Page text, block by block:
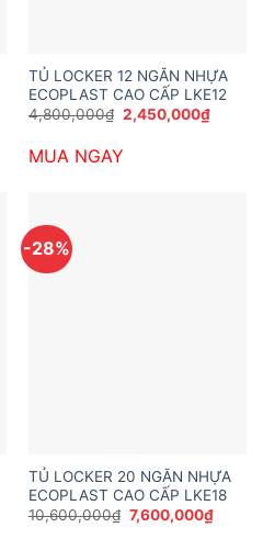
TỦ LOCKER 12 NGĂN NHỰA
ECOPLAST CAO CẤP LKE12
4,800,000₫ Giá
gốc
4,800,000₫.
2,450,000₫Giá
hiện
MUA NGAY
-28%
TỦ LOCKER 20 NGĂN NHỰA
ECOPLAST CAO CẤP LKE18
10,600,000₫ Giá
gốc
7,600,000₫Giá
hiện